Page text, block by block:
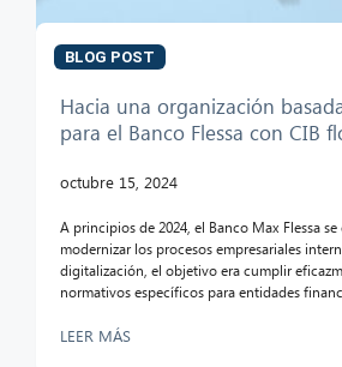
BLOG POST
Hacia una organización
para el Banco Flessa con CIB
octubre 15, 2024
A principios de 2024, el Banco Max Flessa
modernizar los procesos empresariales
digitalización, el objetivo era cumplir
normativos específicos para entidades
LEER MÁS